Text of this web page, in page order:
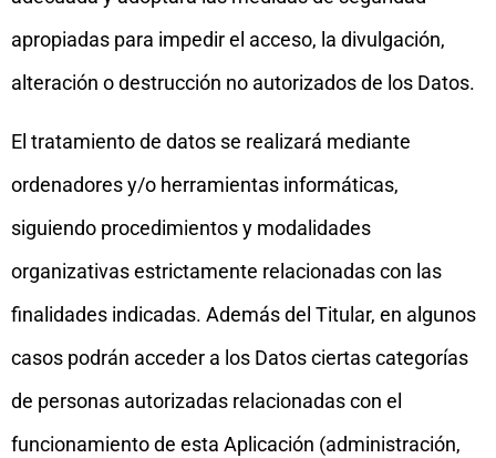
apropiadas para impedir el acceso, la divulgación,
alteración o destrucción no autorizados de los Datos.
El tratamiento de datos se realizará mediante
ordenadores y/o herramientas informáticas,
siguiendo procedimientos y modalidades
organizativas estrictamente relacionadas con las
finalidades indicadas. Además del Titular, en algunos
casos podrán acceder a los Datos ciertas categorías
de personas autorizadas relacionadas con el
funcionamiento de esta Aplicación (administración,